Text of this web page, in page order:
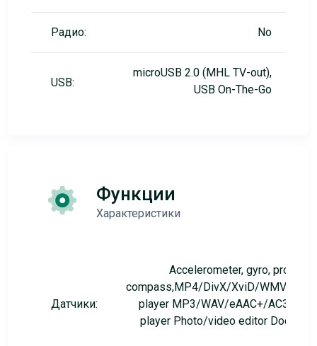
Радио: No
USB:
microUSB 2.0 (MHL TV-out),
USB On-The-Go
Функции
Характеристики
Датчики:
Accelerometer, gyro,
compass,MP4/DivX/XviD/WMV/
player MP3/WAV/eAAC+/AC3/
player Photo/video editor